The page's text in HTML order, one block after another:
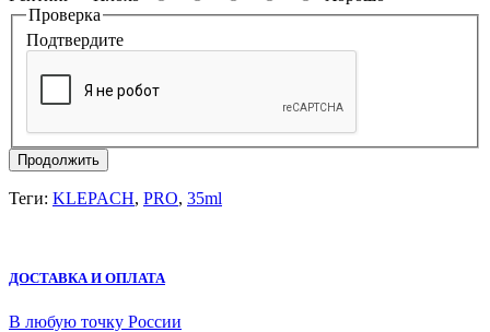
Проверка
Подтвердите
Продолжить
Теги: KLEPACH, PRO, 35ml
ДОСТАВКА И ОПЛАТА
В любую точку России